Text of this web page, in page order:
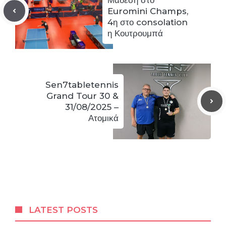
Euromini Champs,
4η στο consolation
η Κουτρουμπά
Sen7tabletennis
Grand Tour 30 &
31/08/2025 –
Ατομικά
LATEST POSTS